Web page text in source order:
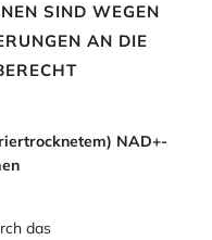
SIND WEGEN
AN DIE
NAD+-
das